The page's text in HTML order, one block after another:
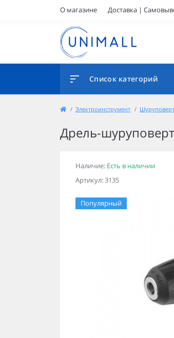
О магазине Доставка |
Список категорий
Электроинструмент
Дрель-шуруповерт
Наличие: Есть в наличии
Артикул: 3135
Популярный